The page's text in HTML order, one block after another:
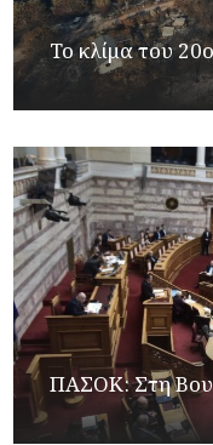
Το κλίμα του
ΠΑΣΟΚ: Στη